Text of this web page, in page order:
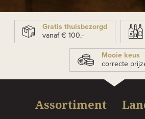
Gratis thuisbezorgd
vanaf € 100,-
Mooie keus
correcte
Assortiment